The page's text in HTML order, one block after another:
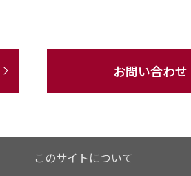
お問い合わせ
このサイトについて